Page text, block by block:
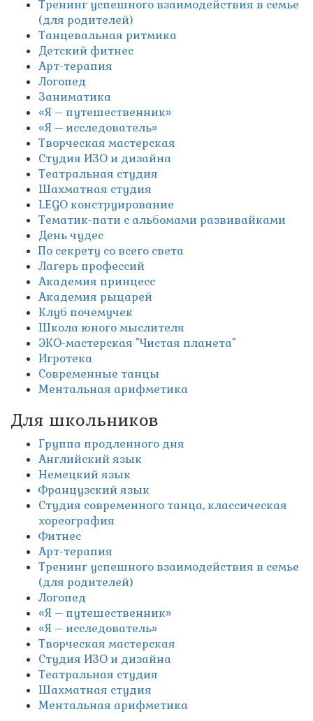
Тренинг успешного взаимодействия в семье
(для родителей)
Танцевальная ритмика
Детский фитнес
Арт-терапия
Логопед
Заниматика
«Я – путешественник»
«Я – исследователь»
Творческая мастерская
Студия ИЗО и дизайна
Театральная студия
Шахматная студия
LEGO конструирование
Тематик-пати с альбомами развивайками
День чудес
По секрету со всего света
Лагерь профессий
Академия принцесс
Академия рыцарей
Клуб почемучек
Школа юного мыслителя
ЭКО-мастерская "Чистая планета"
Игротека
Современные танцы
Ментальная арифметика
Для школьников
Группа продленного дня
Английский язык
Немецкий язык
Французский язык
Студия современного танца, классическая
хореография
Фитнес
Арт-терапия
Тренинг успешного взаимодействия в семье
(для родителей)
Логопед
«Я – путешественник»
«Я – исследователь»
Творческая мастерская
Студия ИЗО и дизайна
Театральная студия
Шахматная студия
Ментальная арифметика